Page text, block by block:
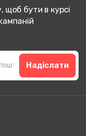
щоб бути в курсі
Надіслати